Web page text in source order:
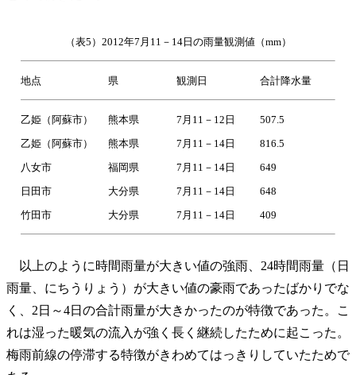
（表5）2012年7月11－14日の雨量観測値（mm）
地点 県 観測日 合計降水量
乙姫（阿蘇市） 熊本県 7月11－12日
507.5
乙姫（阿蘇市）
熊本県 7月11－14日
816.5
八女市
福岡県 7月11－14日
649
日田市
大分県 7月11－14日
648
竹田市
大分県 7月11－14日 409
以上のように時間雨量が大きい値の強雨、24時間雨量（日
雨量、にちうりょう）が大きい値の豪雨であったばかりでな
く、2日～4日の合計雨量が大きかったのが特徴であった。こ
れは湿った暖気の流入が強く長く継続したために起こった。
梅雨前線の停滞する特徴がきわめてはっきりしていたためで